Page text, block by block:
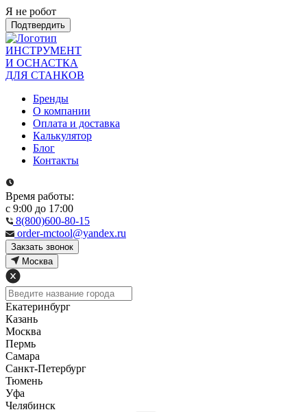
Я не робот
Подтвердить
ИНСТРУМЕНТ
И ОСНАСТКА
ДЛЯ СТАНКОВ
Бренды
О компании
Оплата и доставка
Калькулятор
Блог
Контакты
Время работы:
с 9:00 до 17:00
8(800)600-80-15
order-mctool@yandex.ru
Закзать звонок
Москва
Екатеринбург
Казань
Москва
Пермь
Самара
Санкт-Петербург
Тюмень
Уфа
Челябинск